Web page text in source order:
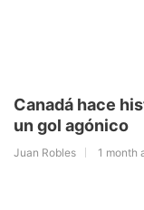
Canadá hace
un gol agónico
Juan Robles 1 month